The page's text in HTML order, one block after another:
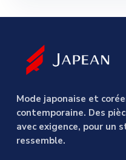
Mode japonaise et
contemporaine. Des
avec exigence, pour un
ressemble.